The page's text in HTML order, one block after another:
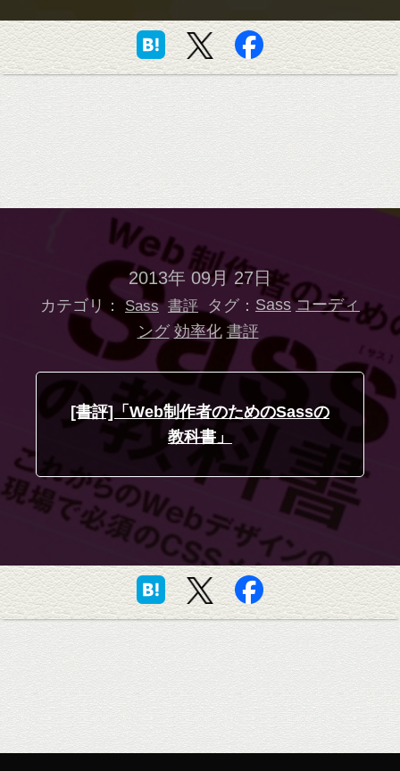
2013年 09月 27日
カテゴリ： Sass 書評 タグ： Sass コーディ
ング 効率化 書評
[書評]「Web制作者のためのSassの
教科書」